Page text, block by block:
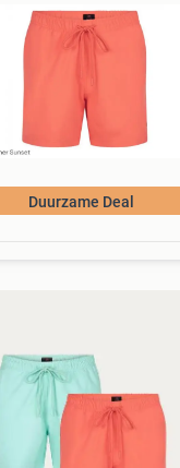
Duurzame Deal